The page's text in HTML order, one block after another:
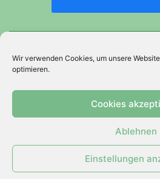
Wir verwenden Cookies, um unsere
optimieren.
Cookies
Ablehnen
Einstellungen
PSYCHOLOGISCHE BERATUNG.